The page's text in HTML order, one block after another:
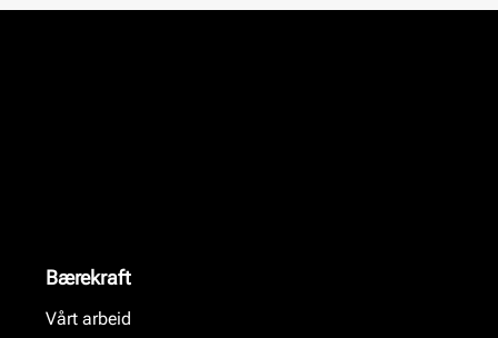
Bærekraft
Vårt arbeid